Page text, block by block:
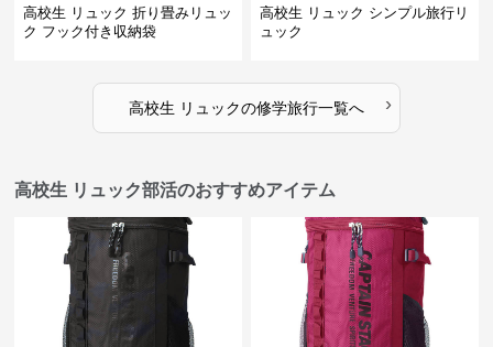
高校生 リュック 折り畳みリュッ
ク フック付き収納袋
高校生 リュック シンプル旅行リ
ュック
高校生 リュックの修学旅行一覧へ ›
高校生 リュック部活のおすすめアイテム